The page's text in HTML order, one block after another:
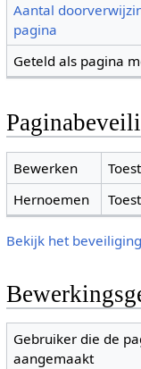
Aantal
pagina
Geteld als pagina
Bewerken
Hernoemen
Bekijk het
Gebruiker die de
aangemaakt